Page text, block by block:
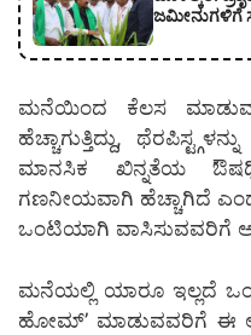
ಜಮೀನುಗಳಿಗೆ
ಮನೆಯಿಂದ ಕೆಲಸ
ಹೆಚ್ಚಾಗುತ್ತಿದ್ದು,
ಮಾನಸಿಕ ಖಿನ್ನತೆಯ
ಗಣನೀಯವಾಗಿ ಹೆಚ್ಚಾಗಿದೆ
ಒಂಟಿಯಾಗಿ ವಾಸಿಸುವವರಿಗೆ
ಮನೆಯಲ್ಲಿ ಯಾರೂ ಇಲ್ಲದೆ
ಹೋಮ್’ ಮಾಡುವವರಿಗೆ ಈ